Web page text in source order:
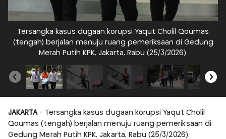
Tersangka kasus dugaan korupsi Yaqut Cholil Qoumas
(tengah) berjalan menuju ruang pemeriksaan di Gedung
Merah Putih KPK, Jakarta, Rabu (25/3/2026).
JAKARTA - Tersangka kasus dugaan korupsi Yaqut Cholil
Qoumas (tengah) berjalan menuju ruang pemeriksaan di
Gedung Merah Putih KPK, Jakarta, Rabu (25/3/2026).